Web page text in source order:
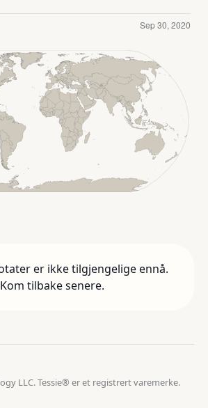
er ikke tilgjengelige ennå.
Kom tilbake senere.
LLC. Tessie® er et registrert varemerke.